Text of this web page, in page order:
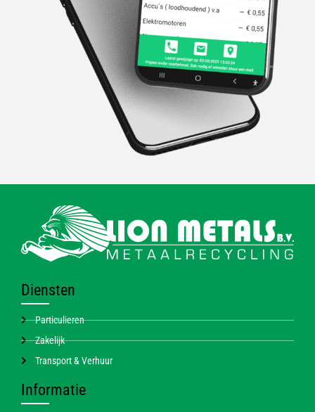
Diensten
Particulieren
Zakelijk
Transport & Verhuur
Informatie